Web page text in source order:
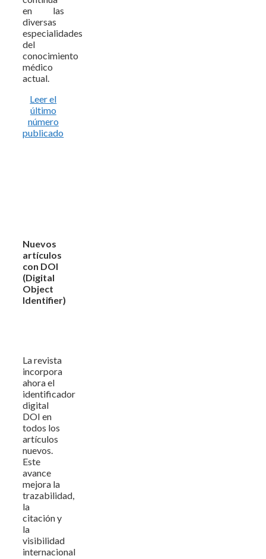
en las
diversas
especialidades
del
conocimiento
médico
actual.
Leer el
último
número
publicado
Nuevos
artículos
con DOI
(Digital
Object
Identifier)
La revista
incorpora
ahora el
identificador
digital
DOI en
todos los
artículos
nuevos.
Este
avance
mejora la
trazabilidad,
la
citación y
la
visibilidad
internacional